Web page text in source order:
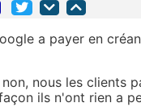
a payer en
nous les clients
ils n'ont rien a